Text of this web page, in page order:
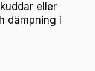
eller
dämpning i